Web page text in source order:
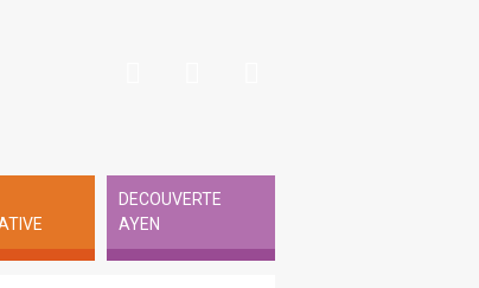
DECOUVERTE
AYEN